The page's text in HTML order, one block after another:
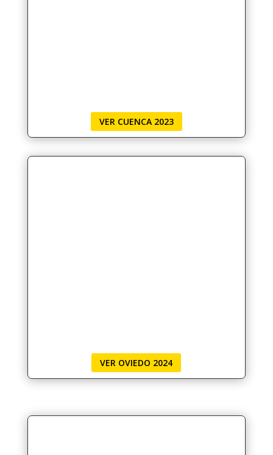
VER CUENCA 2023
VER OVIEDO 2024